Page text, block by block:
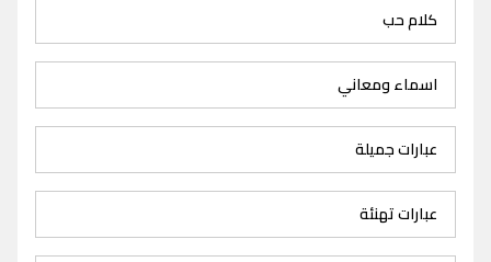
كلام حب
اسماء ومعاني
عبارات جميلة
عبارات تهنئة